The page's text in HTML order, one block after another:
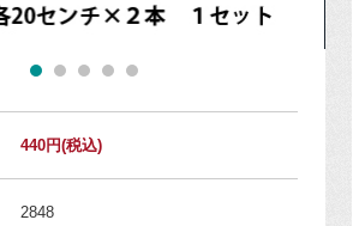
440円(税込)
2848